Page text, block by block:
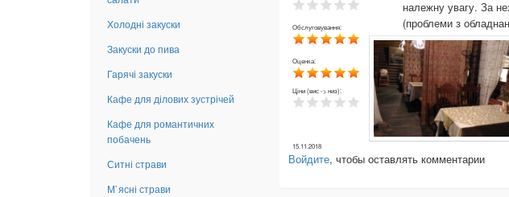
Холодні закуски
Закуски до пива
Гарячі закуски
Кафе для ділових зустрічей
Кафе для романтичних
побачень
Ситні страви
М`ясні страви
Обслуговування:
Оценка:
Ціни (вис -> низ):
належну увагу. За
(проблеми з
15.11.2018
Войдите, чтобы оставлять комментарии